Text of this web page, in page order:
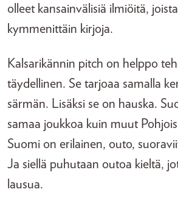
olleet kansainvälisiä ilmiöitä,
kymmenittäin kirjoja.
Kalsarikännin pitch on helppo
täydellinen. Se tarjoaa samalla
särmän. Lisäksi se on hauska.
samaa joukkoa kuin muut
Suomi on erilainen, outo,
Ja siellä puhutaan outoa kieltä,
lausua.